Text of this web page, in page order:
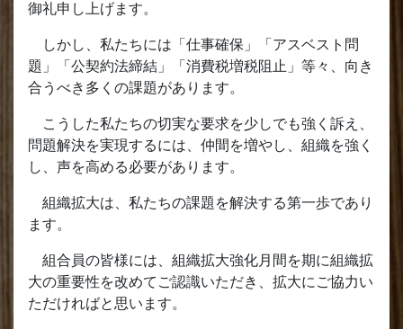
御礼申し上げます。
しかし、私たちには「仕事確保」「アスベスト問
題」「公契約法締結」「消費税増税阻止」等々、向き
合うべき多くの課題があります。
こうした私たちの切実な要求を少しでも強く訴え、
問題解決を実現するには、仲間を増やし、組織を強く
し、声を高める必要があります。
組織拡大は、私たちの課題を解決する第一歩であり
ます。
組合員の皆様には、組織拡大強化月間を期に組織拡
大の重要性を改めてご認識いただき、拡大にご協力い
ただければと思います。